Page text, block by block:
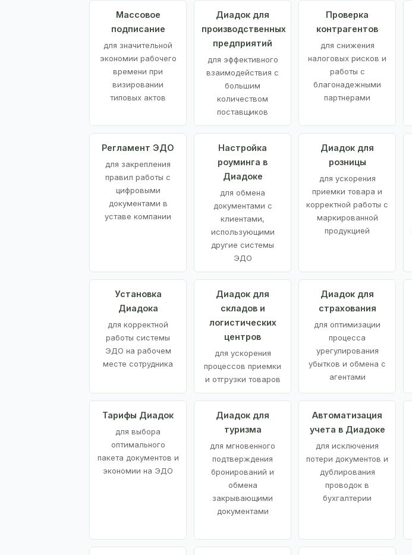
Массовое
подписание
для значительной
экономии рабочего
времени при
визировании
типовых актов
Диадок для
производственных
предприятий
для эффективного
взаимодействия с
большим
количеством
поставщиков
Проверка
контрагентов
для снижения
налоговых рисков и
работы с
благонадежными
партнерами
Регламент ЭДО
для закрепления
правил работы с
цифровыми
документами в
уставе компании
Настройка
роуминга в
Диадоке
для обмена
документами с
клиентами,
использующими
другие системы
ЭДО
Диадок для
розницы
для ускорения
приемки товара и
корректной работы с
маркированной
продукцией
Установка
Диадока
для корректной
работы системы
ЭДО на рабочем
месте сотрудника
Диадок для
складов и
логистических
центров
для ускорения
процессов приемки
и отгрузки товаров
Диадок для
страхования
для оптимизации
процесса
урегулирования
убытков и обмена с
агентами
Тарифы Диадок
для выбора
оптимального
пакета документов и
экономии на ЭДО
Диадок для
туризма
для мгновенного
подтверждения
бронирований и
обмена
закрывающими
документами
Автоматизация
учета в Диадоке
для исключения
потери документов и
дублирования
проводок в
бухгалтерии